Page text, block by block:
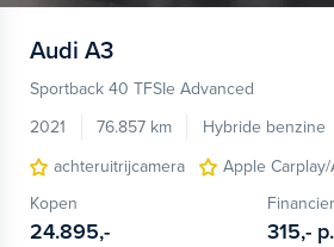
Audi A3
Sportback 40 TFSIe Advanced
2021
76.857 km Hybride benzine
achteruitrijcamera
Apple
Kopen
24.895,- 315,-